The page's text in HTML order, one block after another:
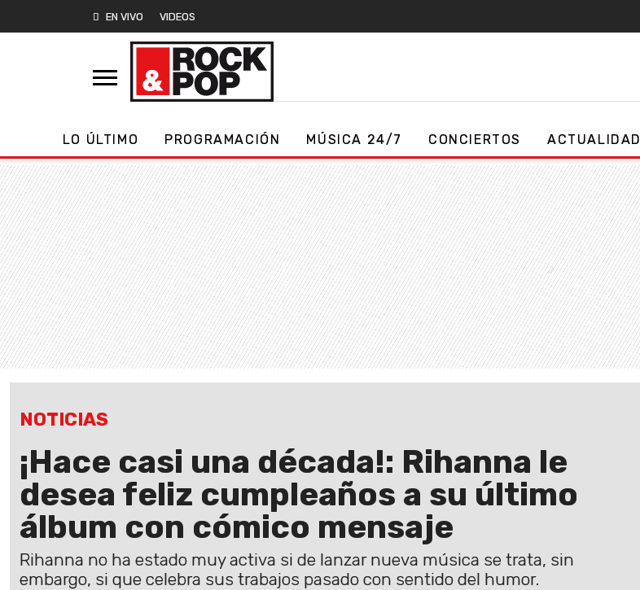
EN VIVO VIDEOS
LO ÚLTIMO PROGRAMACIÓN MÚSICA 24/7 CONCIERTOS ACTUALIDAD
NOTICIAS
¡Hace casi una década!: Rihanna le
desea feliz cumpleaños a su último
álbum con cómico mensaje
Rihanna no ha estado muy activa si de lanzar nueva música se trata, sin
embargo, si que celebra sus trabajos pasado con sentido del humor.